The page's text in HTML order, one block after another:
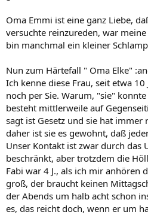
Oma Emmi ist eine ganz Liebe,
versuchte reinzureden, war
bin manchmal ein kleiner
Nun zum Härtefall " Oma Elke"
Ich kenne diese Frau, seit etwa
noch per Sie. Warum, "sie"
besteht mittlerweile auf
sagt ist Gesetz und sie hat immer
daher ist sie es gewohnt, daß
Unser Kontakt ist zwar durch das
beschränkt, aber trotzdem die
Fabi war 4 J., als ich mir anhören
groß, der braucht keinen
der Abends um halb acht schon
es, das reicht doch, wenn er um